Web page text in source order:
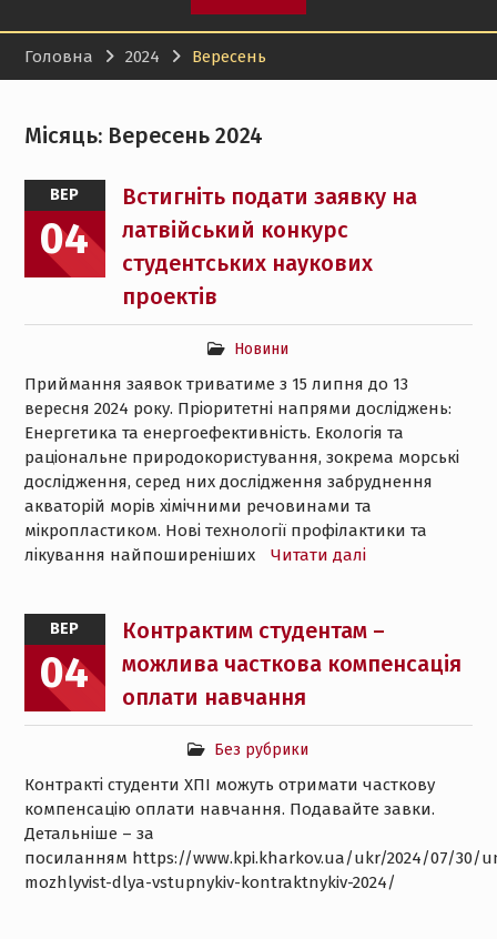
Головна 2024 Вересень
Місяць: Вересень 2024
ВЕР
04
Встигніть подати заявку на
латвійський конкурс
студентських наукових
проектів
Новини
Приймання заявок триватиме з 15 липня до 13
вересня 2024 року. Пріоритетні напрями досліджень:
Енергетика та енергоефективність. Екологія та
раціональне природокористування, зокрема морські
дослідження, серед них дослідження забруднення
акваторій морів хімічними речовинами та
мікропластиком. Нові технології профілактики та
лікування найпоширеніших
Читати далі
ВЕР
04
Контрактим студентам –
можлива часткова компенсація
оплати навчання
Без рубрики
Контракті студенти ХПІ можуть отримати часткову
компенсацію оплати навчання. Подавайте завки.
Детальніше – за
посиланням https://www.kpi.kharkov.ua/ukr/2024/07/30/
mozhlyvist-dlya-vstupnykiv-kontraktnykiv-2024/